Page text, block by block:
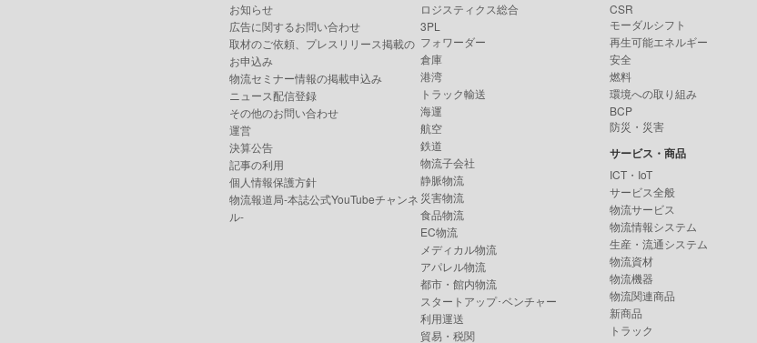
お知らせ
広告に関するお問い合わせ
取材のご依頼、プレスリリース掲載の
お申込み
物流セミナー情報の掲載申込み
ニュース配信登録
その他のお問い合わせ
運営
決算公告
記事の利用
個人情報保護方針
物流報道局-本誌公式YouTubeチャンネ
ル-
ロジスティクス総合
3PL
フォワーダー
倉庫
港湾
トラック輸送
海運
航空
鉄道
物流子会社
静脈物流
災害物流
食品物流
EC物流
メディカル物流
アパレル物流
都市・館内物流
スタートアップ･ベンチャー
利用運送
貿易・税関
CSR
モーダルシフト
再生可能エネルギー
安全
燃料
環境への取り組み
BCP
防災・災害
サービス・商品
ICT・IoT
サービス全般
物流サービス
物流情報システム
生産・流通システム
物流資材
物流機器
物流関連商品
新商品
トラック